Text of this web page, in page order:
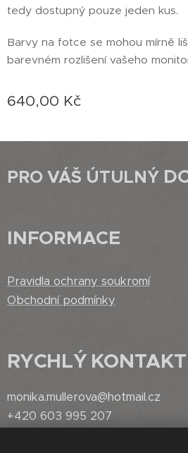
tedy dostupný pouze jeden kus.
Barvy na fotce se mohou mírně
barevném rozlišení vašeho
640,00 Kč
PRO VÁŠ ÚTULNÝ
INFORMACE
Pravidla ochrany soukromí
Obchodní podmínky
RYCHLÝ KONTAKT
monika.mullerova@hotmail.cz
+420 603 995 207